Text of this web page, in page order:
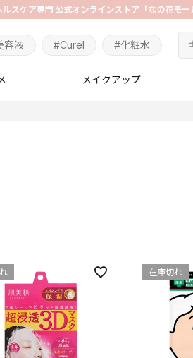
#化粧水
#Curel
容液
メイクアップ
在庫切れ